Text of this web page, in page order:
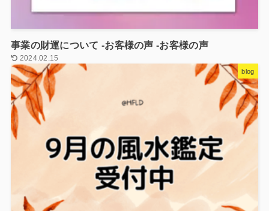
事業の財運について -お客様の声 -お客様の声
2024.02.15
blog